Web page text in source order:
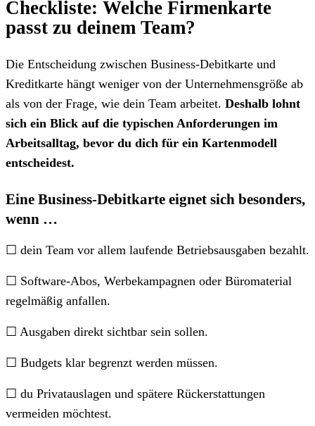
Checkliste: Welche Firmenkarte
passt zu deinem Team?
Die Entscheidung zwischen Business-Debitkarte und
Kreditkarte hängt weniger von der Unternehmensgröße ab
als von der Frage, wie dein Team arbeitet. Deshalb lohnt
sich ein Blick auf die typischen Anforderungen im
Arbeitsalltag, bevor du dich für ein Kartenmodell
entscheidest.
Eine Business-Debitkarte eignet sich besonders,
wenn …
☐ dein Team vor allem laufende Betriebsausgaben bezahlt.
☐ Software-Abos, Werbekampagnen oder Büromaterial
regelmäßig anfallen.
☐ Ausgaben direkt sichtbar sein sollen.
☐ Budgets klar begrenzt werden müssen.
☐ du Privatauslagen und spätere Rückerstattungen
vermeiden möchtest.